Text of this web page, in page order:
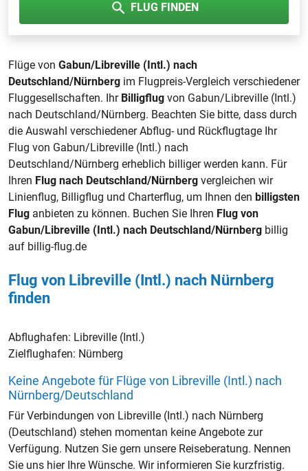
FLUG FINDEN
Flüge von Gabun/Libreville (Intl.) nach
Deutschland/Nürnberg im Flugpreis-Vergleich verschiedener
Fluggesellschaften. Ihr Billigflug von Gabun/Libreville (Intl.)
nach Deutschland/Nürnberg. Beachten Sie bitte, dass durch
die Auswahl verschiedener Abflug- und Rückflugtage Ihr
Flug von Gabun/Libreville (Intl.) nach
Deutschland/Nürnberg erheblich billiger werden kann. Für
Ihren Flug nach Deutschland/Nürnberg vergleichen wir
Linienflug, Billigflug und Charterflug, um Ihnen den billigsten
Flug anbieten zu können. Buchen Sie Ihren Flug von
Gabun/Libreville (Intl.) nach Deutschland/Nürnberg billig
auf billig-flug.de
Flug von Libreville (Intl.) nach Nürnberg
finden
Abflughafen: Libreville (Intl.)
Zielflughafen: Nürnberg
Keine Angebote für Flüge von Libreville (Intl.) nach
Nürnberg/Deutschland
Für Verbindungen von Libreville (Intl.) nach Nürnberg
(Deutschland) stehen momentan keine Angebote zur
Verfügung. Nutzen Sie gern unsere Reiseberatung. Nennen
Sie uns hier Ihre Wünsche. Wir informieren Sie kurzfristig.